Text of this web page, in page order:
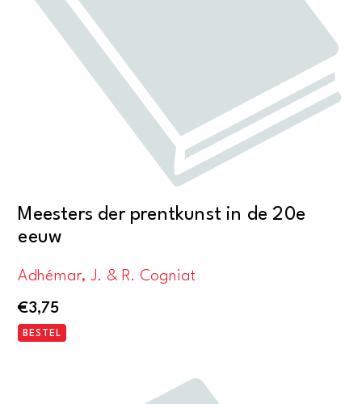
Meesters der prentkunst in de 20e
eeuw
Adhémar, J. & R. Cogniat
€3,75
BESTEL